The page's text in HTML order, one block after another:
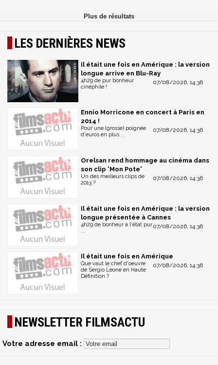
LES DERNIÈRES NEWS
Il était une fois en Amérique : la version
longue arrive en Blu-Ray
07/08/2026, 14:36
4h29 de pur bonheur
cinéphile !
Ennio Morricone en concert à Paris en
2014 !
07/08/2026, 14:36
Pour une (grosse) poignée
d'euros en plus ...
Orelsan rend hommage au cinéma dans
son clip 'Mon Pote'
07/08/2026, 14:36
Un des meilleurs clips de
2013 ?
Il était une fois en Amérique : la version
longue présentée à Cannes
07/08/2026, 14:36
4h29 de bonheur à l'état pur
...
Il était une fois en Amérique
07/08/2026, 14:36
Que vaut le chef d'oeuvre
de Sergio Leone en Haute
Définition ?
NEWSLETTER FILMSACTU
Votre adresse email :